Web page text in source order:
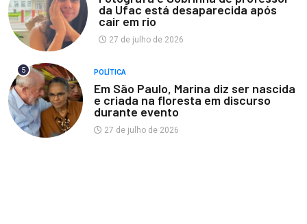
da Ufac está desaparecida após
cair em rio
27 de julho de 2026
5 POLÍTICA
Em São Paulo, Marina diz ser nascida
e criada na floresta em discurso
durante evento
27 de julho de 2026